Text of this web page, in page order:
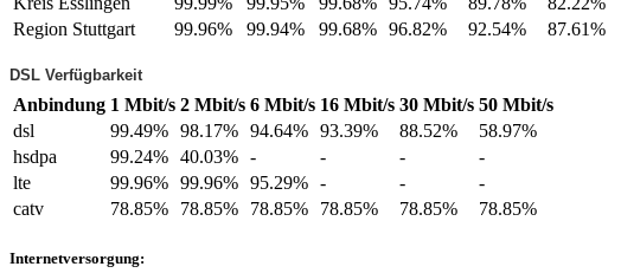
Region Stuttgart
99.96% 99.94% 99.68% 96.82% 92.54% 87.61%
DSL Verfügbarkeit
Anbindung 1 Mbit/s 2 Mbit/s 6 Mbit/s 16 Mbit/s 30 Mbit/s 50 Mbit/s
dsl
99.49% 98.17% 94.64% 93.39% 88.52%
58.97%
hsdpa
99.24% 40.03% - - -
-
lte
99.96% 99.96% 95.29% - -
-
catv
78.85% 78.85% 78.85% 78.85% 78.85% 78.85%
Internetversorgung: